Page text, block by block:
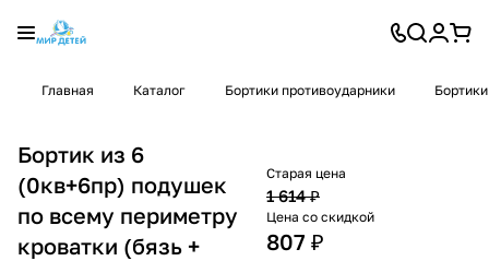
Главная Каталог Бортики противоударники
Бортик из 6
(0кв+6пр) подушек
по всему периметру
кроватки (бязь +
Старая цена
1 614 ₽
Цена со скидкой
807 ₽